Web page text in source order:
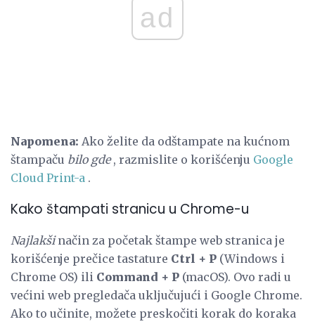
ad
Napomena: Ako želite da odštampate na kućnom
štampaču bilo gde, razmislite o korišćenju Google
Cloud Print-a .
Kako štampati stranicu u Chrome-u
Najlakšinačin za početak štampe web stranica je
korišćenje prečice tastature Ctrl + P (Windows i
Chrome OS) ili Command + P (macOS). Ovo radi u
većini web pregledača uključujući i Google Chrome.
Ako to učinite, možete preskočiti korak do koraka